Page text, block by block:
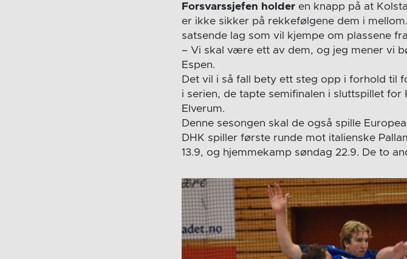
Forsvarssjefen holder en knapp på at
er ikke sikker på rekkefølgene dem i
satsende lag som vil kjempe om plassene
– Vi skal være ett av dem, og jeg mener vi
Espen.
Det vil i så fall bety ett steg opp i forhold til
i serien, de tapte semifinalen i sluttspillet
Elverum.
Denne sesongen skal de også spille
DHK spiller første runde mot italienske
13.9, og hjemmekamp søndag 22.9. De to